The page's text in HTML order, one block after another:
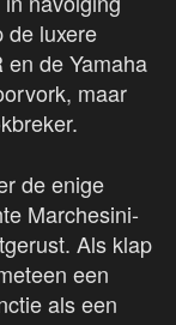
de luxere
en de Yamaha
maar
de enige
Marchesini-
Als klap
een
als een